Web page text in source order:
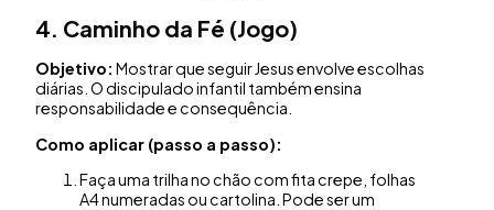
4. Caminho da Fé (Jogo)
Objetivo: Mostrar que seguir Jesus envolve escolhas
diárias. O discipulado infantil também ensina
responsabilidade e consequência.
Como aplicar (passo a passo):
Faça uma trilha no chão com fita crepe, folhas
A4 numeradas ou cartolina. Pode ser um